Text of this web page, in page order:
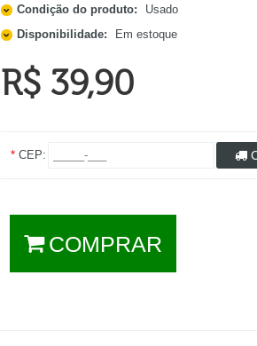
Condição do produto:
Usado
Disponibilidade:
Em estoque
R$ 39,90
*CEP:
COMPRAR